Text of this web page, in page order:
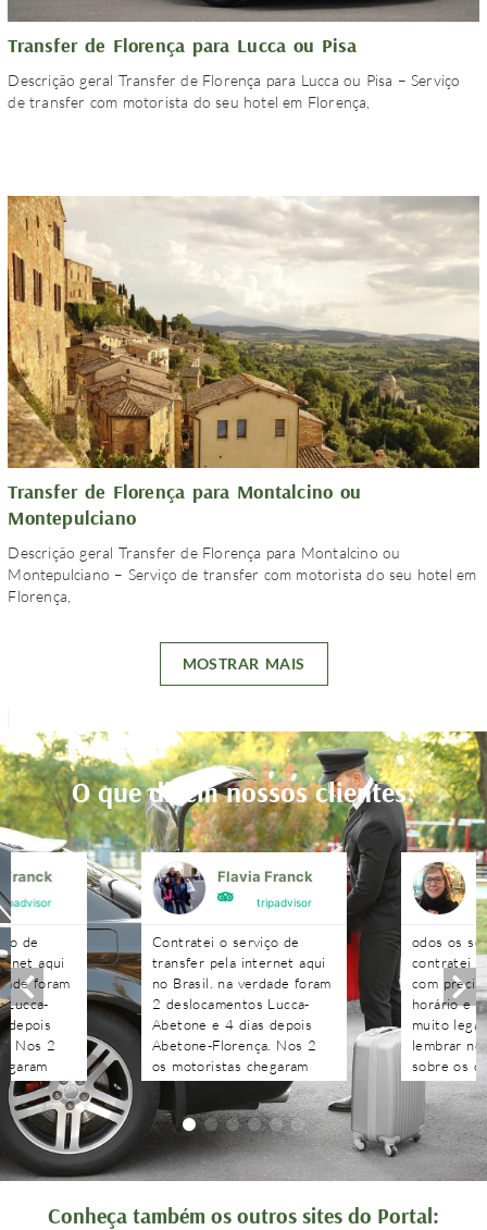
Transfer de Florença para Lucca ou Pisa
Descrição geral Transfer de Florença para Lucca ou Pisa – Serviço
de transfer com motorista do seu hotel em Florença,
Transfer de Florença para Montalcino ou
Montepulciano
Descrição geral Transfer de Florença para Montalcino ou
Montepulciano – Serviço de transfer com motorista do seu hotel em
Florença,
MOSTRAR MAIS
O que dizem nossos clientes:
Franck
de
aqui
foram
Lucca-
depois
Nos 2
Flavia Franck
tripadvisor
Contratei o serviço de
transfer pela internet aqui
no Brasil. na verdade foram
2 deslocamentos Lucca-
Abetone e 4 dias depois
Abetone-Florença. Nos 2
os motoristas chegaram
antes do horário
combinado, nos aguardaram
e foram muito atenciosos.
Ótimo trabalho. Podem
contratar sem medo!!!!
odos os
contratei
com
horário e
muito
lembrar
sobre os
agendados
às
recebidas
Conheça também os outros sites do Portal: